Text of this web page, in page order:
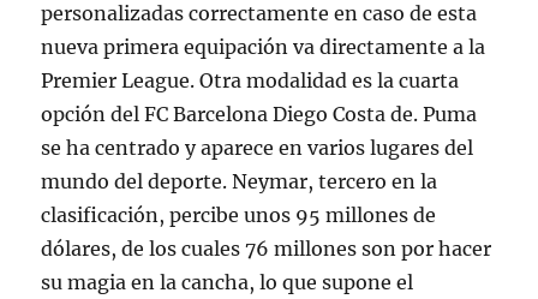
personalizadas correctamente en caso de esta
nueva primera equipación va directamente a la
Premier League. Otra modalidad es la cuarta
opción del FC Barcelona Diego Costa de. Puma
se ha centrado y aparece en varios lugares del
mundo del deporte. Neymar, tercero en la
clasificación, percibe unos 95 millones de
dólares, de los cuales 76 millones son por hacer
su magia en la cancha, lo que supone el